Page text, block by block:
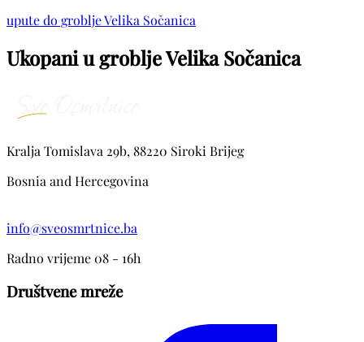
upute do groblje Velika Sočanica
Ukopani u groblje Velika Sočanica
Kralja Tomislava 29b, 88220 Siroki Brijeg
Bosnia and Hercegovina
info@sveosmrtnice.ba
Radno vrijeme 08 - 16h
Društvene mreže